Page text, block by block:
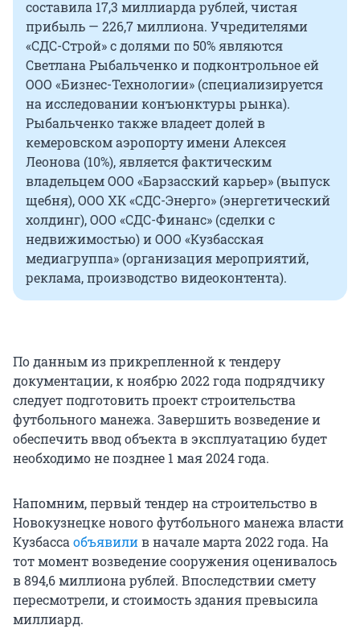
составила 17,3 миллиарда рублей, чистая
прибыль — 226,7 миллиона. Учредителями
«СДС-Строй» с долями по 50% являются
Светлана Рыбальченко и подконтрольное ей
ООО «Бизнес-Технологии» (специализируется
на исследовании конъюнктуры рынка).
Рыбальченко также владеет долей в
кемеровском аэропорту имени Алексея
Леонова (10%), является фактическим
владельцем ООО «Барзасский карьер» (выпуск
щебня), ООО ХК «СДС-Энерго» (энергетический
холдинг), ООО «СДС-Финанс» (сделки с
недвижимостью) и ООО «Кузбасская
медиагруппа» (организация мероприятий,
реклама, производство видеоконтента).
По данным из прикрепленной к тендеру
документации, к ноябрю 2022 года подрядчику
следует подготовить проект строительства
футбольного манежа. Завершить возведение и
обеспечить ввод объекта в эксплуатацию будет
необходимо не позднее 1 мая 2024 года.
Напомним, первый тендер на строительство в
Новокузнецке нового футбольного манежа власти
Кузбассаобъявилив начале марта 2022 года. На
тот момент возведение сооружения оценивалось
в 894,6 миллиона рублей. Впоследствии смету
пересмотрели, и стоимость здания превысила
миллиард.